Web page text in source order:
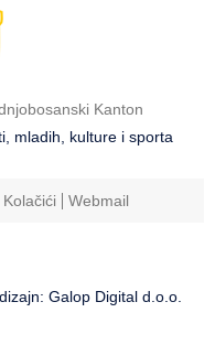
Kanton
mladih, kulture i sporta
Kolačići Webmail
Galop Digital d.o.o.